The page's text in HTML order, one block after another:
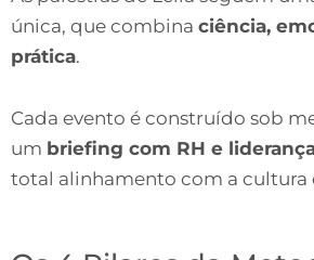
única, que combina ciência,
prática.
Cada evento é construído sob
um briefing com RH e
total alinhamento com a cultura